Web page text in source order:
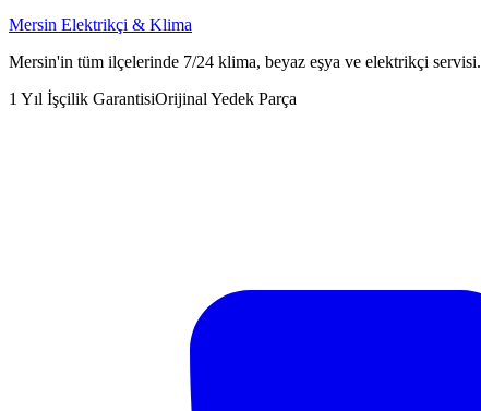
Mersin Elektrikçi & Klima
Mersin'in tüm ilçelerinde 7/24 klima, beyaz eşya ve elektrikçi servisi.
1 Yıl İşçilik GarantisiOrijinal Yedek Parça